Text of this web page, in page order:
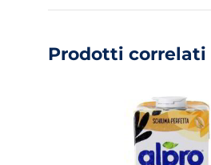
Prodotti correlati